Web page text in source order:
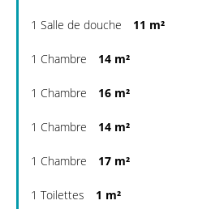
1 Salle de douche 11 m²
1 Chambre 14 m²
1 Chambre 16 m²
1 Chambre 14 m²
1 Chambre 17 m²
1 Toilettes 1 m²